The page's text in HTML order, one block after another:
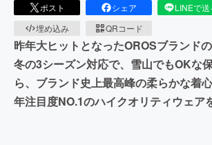
ポスト シェア LINEで送
埋め込み
QRコード
昨年大ヒットとなったOROSブランド
冬の3シーズン対応で、雪山でもOKな
ら、ブランド史上最高峰の柔らかな着
年注目度NO.1のハイクオリティウェア